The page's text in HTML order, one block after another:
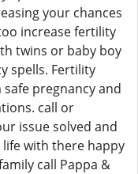
your chances
increase fertility
twins or baby boy
spells. Fertility
pregnancy and
call or
issue solved and
with there happy
call Pappa &